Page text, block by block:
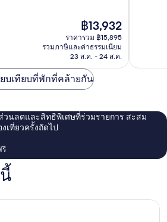
ราคา
ปัจจุบัน
คือ
฿13,932
฿13,932
ราคารวม ฿15,895
รวมภาษีและค่าธรรมเนียม
23 ส.ค. - 24 ส.ค.
ยบเทียบที่พักที่คล้ายกัน
วนลดและสิทธิพิเศษที่ร่วมรายการ สะสม
เที่ยวครั้งถัดไป
รี